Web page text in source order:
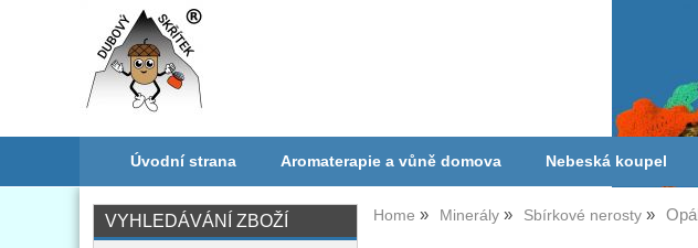
Úvodní strana Aromaterapie a vůně domova Nebeská koupel
Home Minerály Sbírkové nerosty
VYHLEDÁVÁNÍ ZBOŽÍ